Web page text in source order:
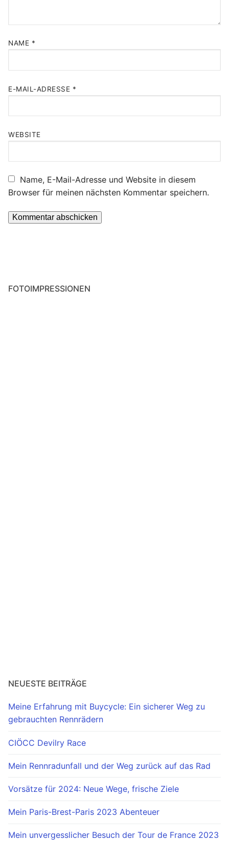
NAME *
E-MAIL-ADRESSE *
WEBSITE
Name, E-Mail-Adresse und Website in diesem
Browser für meinen nächsten Kommentar speichern.
FOTOIMPRESSIONEN
NEUESTE BEITRÄGE
Meine Erfahrung mit Buycycle: Ein sicherer Weg zu
gebrauchten Rennrädern
CIÖCC Devilry Race
Mein Rennradunfall und der Weg zurück auf das Rad
Vorsätze für 2024: Neue Wege, frische Ziele
Mein Paris-Brest-Paris 2023 Abenteuer
Mein unvergesslicher Besuch der Tour de France 2023